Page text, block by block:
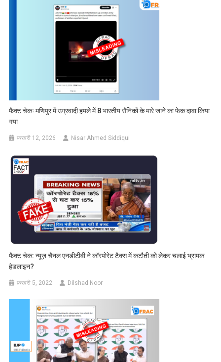
फैक्ट चेकः मणिपुर में उग्रवादी हमले में 8 भारतीय सैनिकों के मारे जाने का फेक दावा किया
गया
फ़रवरी 12, 2026 Nisar Ahmed Siddiqui
फैक्ट चेक: न्यूज़ चैनल एनडीटीवी ने कॉरपोरेट टैक्स में कटौती को लेकर चलाई भ्रामक
हेडलाइन?
फ़रवरी 5, 2022 Dilshad Noor